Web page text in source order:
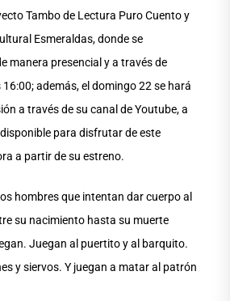
Tambo de Lectura Puro Cuento y
Esmeraldas, donde se
manera presencial y a través de
16:00; además, el domingo 22 se hará
a través de su canal de Youtube, a
para disfrutar de este
a partir de su estreno.
hombres que intentan dar cuerpo al
su nacimiento hasta su muerte
Juegan al puertito y al barquito.
y siervos. Y juegan a matar al patrón